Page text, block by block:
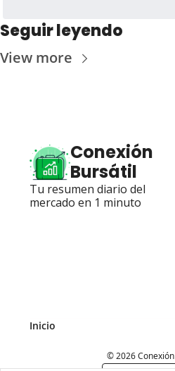
Seguir leyendo
View more
Conexión
Bursátil
Tu resumen diario del
mercado en 1 minuto
Inicio
© 2026